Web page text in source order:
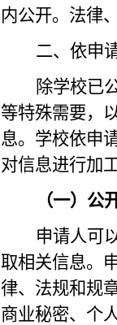
内公开。法律
二、依申
除学校已
等特殊需要，
息。学校依申
对信息进行加
（一）公
申请人可
取相关信息。
律、法规和规
商业秘密、个